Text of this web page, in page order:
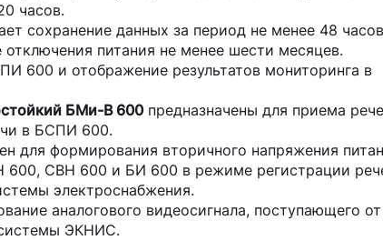
часов.
сохранение данных за период не менее 48
питания не менее шести месяцев.
600 и отображение результатов мониторинга в
БМи-В 600 предназначены для приема
в БСПИ 600.
для формирования вторичного напряжения
СВН 600 и БИ 600 в режиме регистрации
электроснабжения.
аналогового видеосигнала, поступающего от
ЭКНИС.